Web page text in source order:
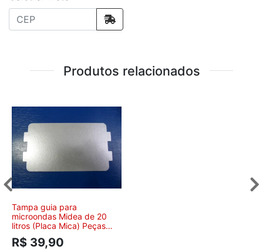
Produtos relacionados
Tampa guia para
microondas Midea de 20
litros (Placa Mica) Peças
Originais Midea -
12570000001032
R$ 39,90